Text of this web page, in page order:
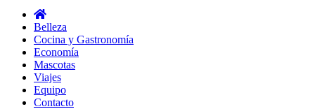
Belleza
Cocina y Gastronomía
Economía
Mascotas
Viajes
Equipo
Contacto